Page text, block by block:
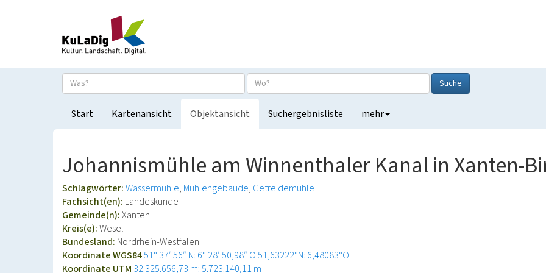
Suche
Start Kartenansicht Objektansicht Suchergebnisliste mehr
Johannismühle am Winnenthaler Kanal in Xanten-
Schlagwörter:Wassermühle Mühlengebäude Getreidemühle
Fachsicht(en): Landeskunde
Gemeinde(n):Xanten
Kreis(e):Wesel
Bundesland: Nordrhein-Westfalen
Koordinate WGS8451° 37′ 56″ N: 6° 28′ 50,98″ O51,63222°N: 6,48083°O
Koordinate UTM 32.325.656,73 m: 5.723.140,11 m